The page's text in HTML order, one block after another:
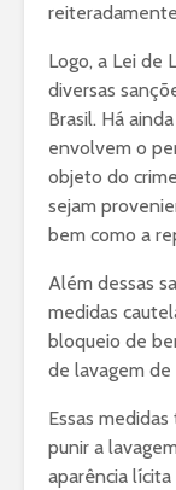
Logo, a Lei de
diversas
Brasil. Há
envolvem o
objeto do
sejam
bem como a
Além dessas
medidas
bloqueio de
de lavagem de
Essas
punir a
aparência